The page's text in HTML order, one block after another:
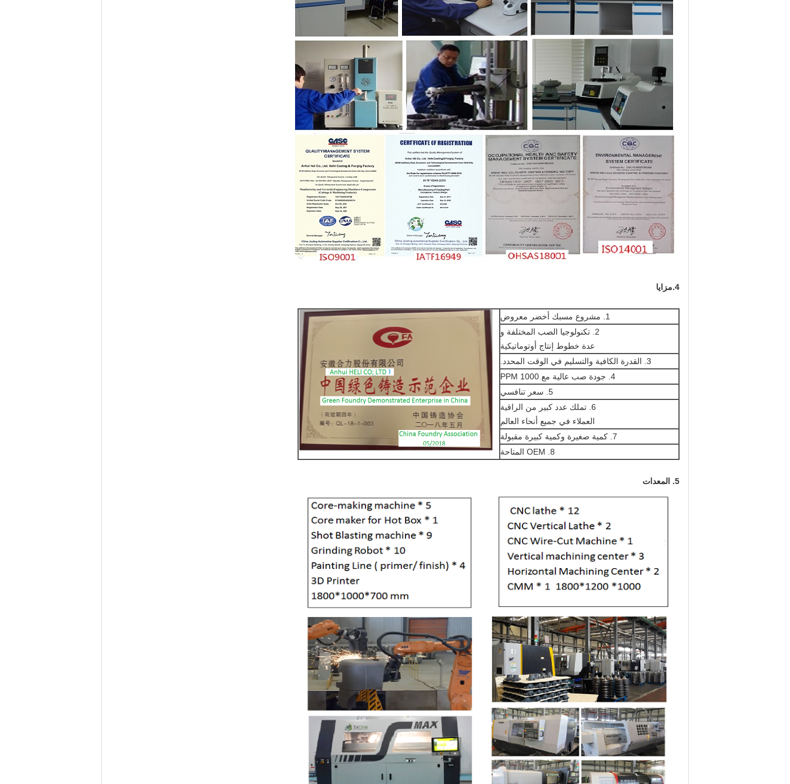
4. مزايا
1. مشروع مسبك أخضر معروض
2. تكنولوجيا الصب المختلفة و
عدة خطوط إنتاج أوتوماتيكية
3. القدرة الكافية والتسليم في الوقت المحدد.
4. جودة صب عالية مع PPM 1000
5. سعر تنافسي
6. تملك عدد كبير من الراقية
العملاء في جميع أنحاء العالم
7. كمية صغيرة وكمية كبيرة مقبولة
8. OEM المتاحة
5. المعدات